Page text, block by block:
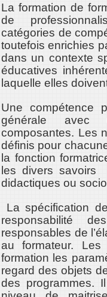
La formation de
de
catégories de
toutefois enrichies
dans un contexte
éducatives
laquelle elles
Une compétence
générale
composantes. Les
définis pour
la fonction
les divers savoirs
didactiques ou
La spécification
responsabilité
responsables de
au formateur. Les
formation les
regard des objets
des programmes.